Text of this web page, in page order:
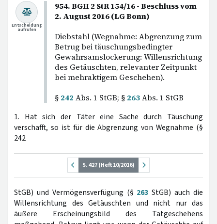
954. BGH 2 StR 154/16 - Beschluss vom
2. August 2016 (LG Bonn)
Diebstahl (Wegnahme: Abgrenzung zum
Betrug bei täuschungsbedingter
Gewahrsamslockerung: Willensrichtung
des Getäuschten, relevanter Zeitpunkt
bei mehraktigem Geschehen).
§ 242 Abs. 1 StGB; § 263Abs. 1 StGB
Entscheidung
aufrufen
1. Hat sich der Täter eine Sache durch Täuschung
verschafft, so ist für die Abgrenzung von Wegnahme (§
242
S. 427 (Heft 10/2016)
StGB) und Vermögensverfügung (§ 263 StGB) auch die
Willensrichtung des Getäuschten und nicht nur das
äußere Erscheinungsbild des Tatgeschehens